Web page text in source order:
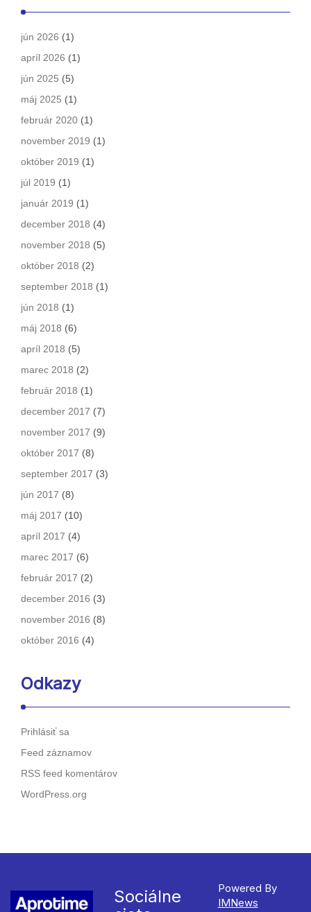
jún 2026 (1)
apríl 2026 (1)
jún 2025 (5)
máj 2025 (1)
február 2020 (1)
november 2019 (1)
október 2019 (1)
júl 2019 (1)
január 2019 (1)
december 2018 (4)
november 2018 (5)
október 2018 (2)
september 2018 (1)
jún 2018 (1)
máj 2018 (6)
apríl 2018 (5)
marec 2018 (2)
február 2018 (1)
december 2017 (7)
november 2017 (9)
október 2017 (8)
september 2017 (3)
jún 2017 (8)
máj 2017 (10)
apríl 2017 (4)
marec 2017 (6)
február 2017 (2)
december 2016 (3)
november 2016 (8)
október 2016 (4)
Odkazy
Prihlásiť sa
Feed záznamov
RSS feed komentárov
WordPress.org
Sociálne
Powered By
IMNews